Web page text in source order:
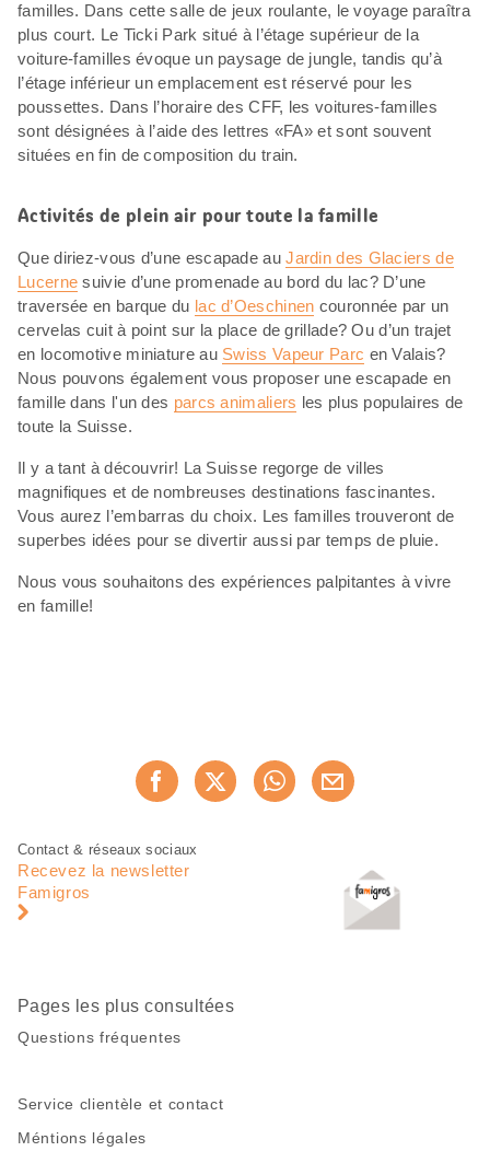
familles. Dans cette salle de jeux roulante, le voyage paraîtra
plus court. Le Ticki Park situé à l’étage supérieur de la
voiture-familles évoque un paysage de jungle, tandis qu’à
l’étage inférieur un emplacement est réservé pour les
poussettes. Dans l’horaire des CFF, les voitures-familles
sont désignées à l’aide des lettres «FA» et sont souvent
situées en fin de composition du train.
Activités de plein air pour toute la famille
Que diriez-vous d’une escapade auJardin des Glaciers de
Lucerne suivie d’une promenade au bord du lac? D’une
traversée en barque du lac d’Oeschinen couronnée par un
cervelas cuit à point sur la place de grillade? Ou d’un trajet
en locomotive miniature au Swiss Vapeur Parc en Valais?
Nous pouvons également vous proposer une escapade en
famille dans l'un des parcs animaliers les plus populaires de
toute la Suisse.
Il y a tant à découvrir! La Suisse regorge de villes
magnifiques et de nombreuses destinations fascinantes.
Vous aurez l’embarras du choix. Les familles trouveront de
superbes idées pour se divertir aussi par temps de pluie.
Nous vous souhaitons des expériences palpitantes à vivre
en famille!
Recommander maintenant
Pied
page
Navigation
pied
Contact & réseaux sociaux
Recevez la newsletter
Famigros
Pages les plus consultées
Questions fréquentes
Service clientèle et contact
Méntions légales